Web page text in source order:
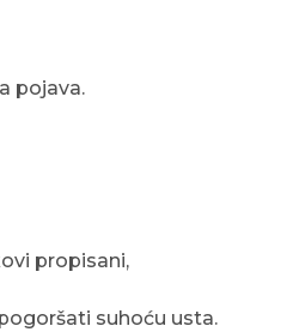
pojava.
propisani,
suhoću usta.